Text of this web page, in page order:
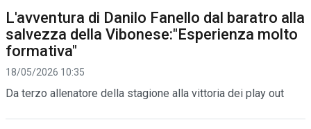
L'avventura di Danilo Fanello dal baratro alla
salvezza della Vibonese:"Esperienza molto
formativa"
18/05/2026 10:35
Da terzo allenatore della stagione alla vittoria dei play out